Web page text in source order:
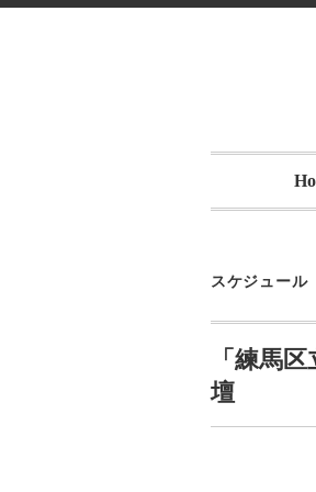
スケジュール
「練馬
壇